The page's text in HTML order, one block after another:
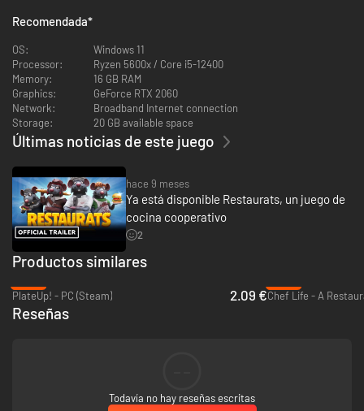
Sí, lo has oído bien. Cada partida es una nueva y caótica aventura
culinaria, llena de platos locos, giros inesperados y jefes absolutamente
disparatados.
¡Duelo salvaje de baguettes!
despide educadamente a los clientes más alborotados a la fuerza!
Recomendada*
OS:
Windows 11
Processor:
Ryzen 5600x / Core i5-12400
Memory:
16 GB RAM
Graphics:
GeForce RTX 2060
Network:
Broadband Internet connection
Storage:
20 GB available space
Últimas noticias de este juego
hace 9 meses
Ya está disponible Restaurats, un juego de
cocina cooperativo
2
Productos similares
PlateUp! - PC (Steam)
2.09 €
Reseñas
Todavía no hay reseñas escritas